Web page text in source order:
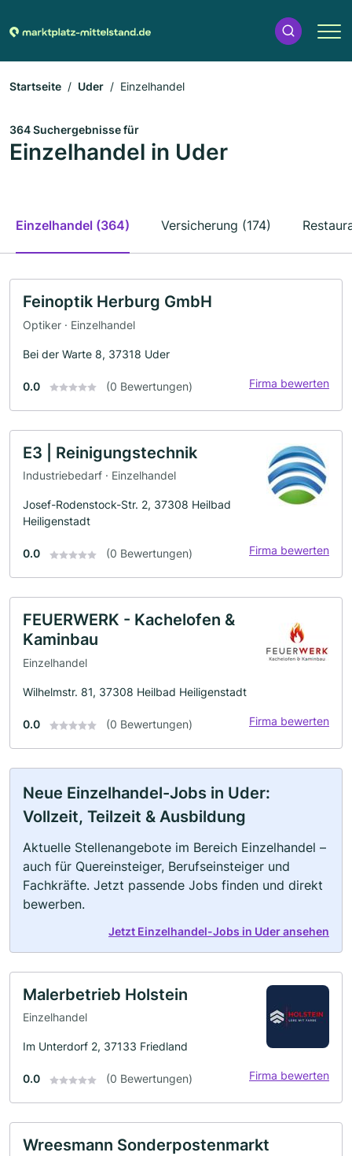
Startseite Uder Einzelhandel
364 Suchergebnisse für
Einzelhandel in Uder
Einzelhandel (364) Versicherung (174)
Feinoptik Herburg GmbH
Optiker · Einzelhandel
Bei der Warte 8, 37318 Uder
0.0 (0 Bewertungen) Firma bewerten
E3 | Reinigungstechnik
Industriebedarf · Einzelhandel
Josef-Rodenstock-Str. 2, 37308 Heilbad
Heiligenstadt
0.0 (0 Bewertungen) Firma bewerten
FEUERWERK - Kachelofen &
Kaminbau
Einzelhandel
Wilhelmstr. 81, 37308 Heilbad Heiligenstadt
0.0 (0 Bewertungen) Firma bewerten
Neue Einzelhandel-Jobs in Uder:
Vollzeit, Teilzeit & Ausbildung
Aktuelle Stellenangebote im Bereich Einzelhandel –
auch für Quereinsteiger, Berufseinsteiger und
Fachkräfte. Jetzt passende Jobs finden und direkt
bewerben.
Jetzt Einzelhandel-Jobs in Uder ansehen
Malerbetrieb Holstein
Einzelhandel
Im Unterdorf 2, 37133 Friedland
0.0 (0 Bewertungen) Firma bewerten
Wreesmann Sonderpostenmarkt